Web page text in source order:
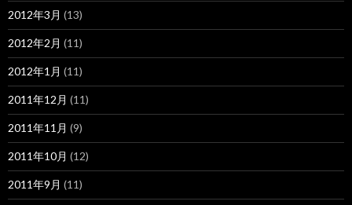
2012年3月 (13)
2012年2月 (11)
2012年1月 (11)
2011年12月 (11)
2011年11月 (9)
2011年10月 (12)
2011年9月 (11)